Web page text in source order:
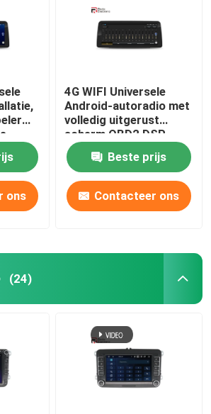
installatie
het autostreepje
accessoires
IPS
ons
4G WIFI Universele
Android-autoradio met
volledig uitgerust
scherm OBD2 DSP
CarPlay
Beste prijs
Contacteer ons
(24)